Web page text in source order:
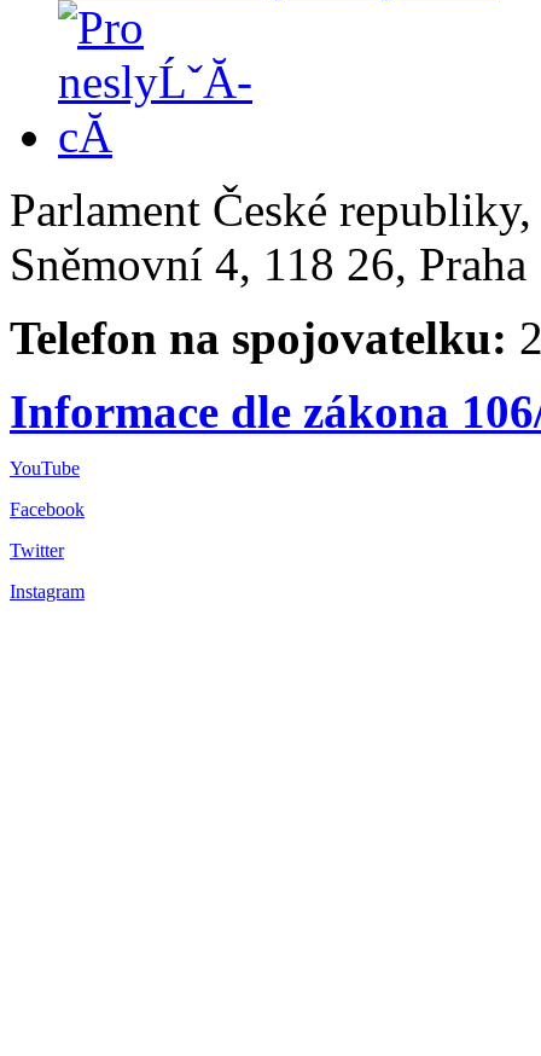
Parlament České
Sněmovní 4, 118 26,
Telefon na spojovatelku:
Informace dle zákona
YouTube
Facebook
Twitter
Instagram